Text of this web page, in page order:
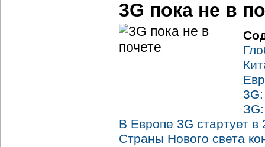
3G пока не в
В Европе 3G стартует в
Страны Нового света